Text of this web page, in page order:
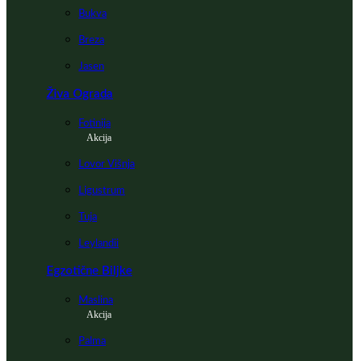
Bukva
Breza
Jasen
Živa Ograda
Fotinija
Akcija
Lovor Višnja
Ligustrum
Tuja
Leylandii
Egzotične Biljke
Maslina
Akcija
Palma